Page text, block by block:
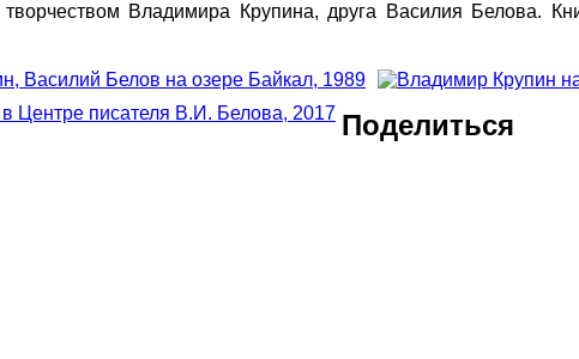
Владимира Крупина, друга Василия Белова.
Поделиться